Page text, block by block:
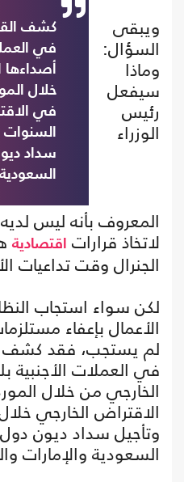
كشف
في
أصداءها
خلال
في
السنوات
سداد
ويبقى
السؤال:
وماذا
سيفعل
رئيس
الوزراء
المعروف بأنه ليس
لاتخاذ قرارات اقتصادية
الجنرال وقت تداعيات
لكن سواء استجاب
الأعمال بإعفاء
لم يستجب، فقد كشف
في العملات الأجنبية
الخارجي من خلال
الاقتراض الخارجي
وتأجيل سداد ديون دول
السعودية والإمارات